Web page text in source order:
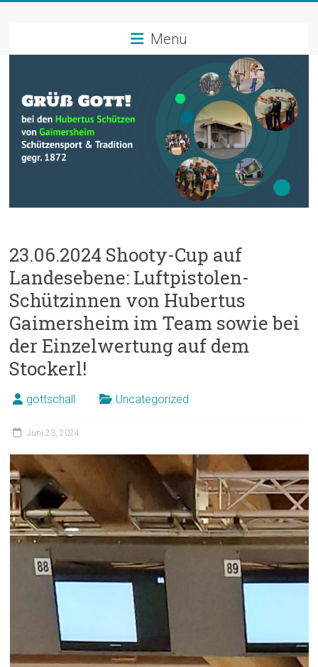
Schützenverein
Hubertus
Schützensport
und
Tradition
Menü
23.06.2024 Shooty-Cup auf
Landesebene: Luftpistolen-
Schützinnen von Hubertus
Gaimersheim im Team sowie bei
der Einzelwertung auf dem
Stockerl!
gottschall Uncategorized
Juni 23, 2024